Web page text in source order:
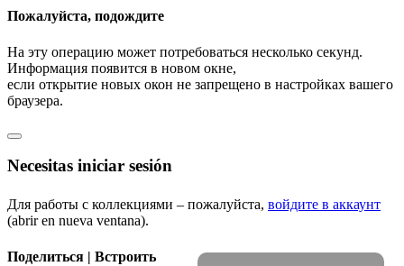
Пожалуйста, подождите
На эту операцию может потребоваться несколько секунд.
Информация появится в новом окне,
если открытие новых окон не запрещено в настройках вашего
браузера.
Necesitas iniciar sesión
Для работы с коллекциями – пожалуйста, войдите в аккаунт
(abrir en nueva ventana).
Поделиться | Встроить